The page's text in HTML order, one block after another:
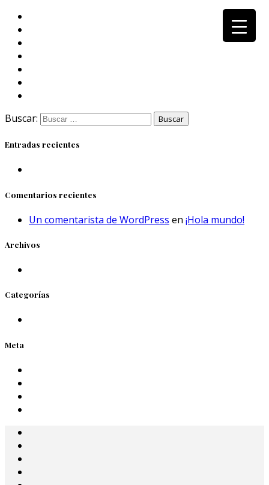
Buscar:
Entradas recientes
Comentarios recientes
Un comentarista de WordPress en ¡Hola mundo!
Archivos
Categorías
Meta